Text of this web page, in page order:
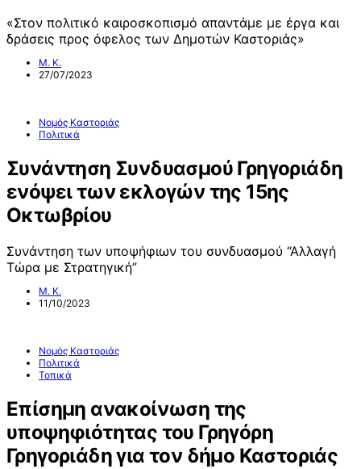
«Στον πολιτικό καιροσκοπισμό απαντάμε με έργα και
δράσεις προς όφελος των Δημοτών Καστοριάς»
Μ. Κ.
27/07/2023
Νομός Καστοριάς
Πολιτικά
Συνάντηση Συνδυασμού Γρηγοριάδη
ενόψει των εκλογών της 15ης
Οκτωβρίου
Συνάντηση των υποψήφιων του συνδυασμού “Αλλαγή
Τώρα με Στρατηγική”
Μ. Κ.
11/10/2023
Νομός Καστοριάς
Πολιτικά
Τοπικά
Επίσημη ανακοίνωση της
υποψηφιότητας του Γρηγόρη
Γρηγοριάδη για τον δήμο Καστοριάς